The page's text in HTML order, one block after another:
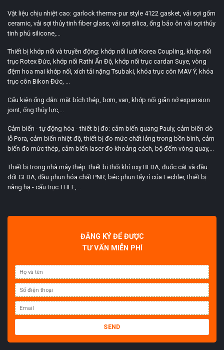
Vật liệu chịu nhiệt cao: garlock therma-pur style 4122 gasket, vải sợi gốm
ceramic, vải sợi thủy tinh fiber glass, vải sợi silica, ống bảo ôn vải sợi thủy
tinh phủ silicone,...
Thiết bị khớp nối và truyền động: khớp nối lưới Korea Coupling, khớp nối
trục Rotex Đức, khớp nối Rathi Ấn Độ, khớp nối trục cardan Suye, vòng
đệm hoa mai khớp nối, xích tải nặng Tsubaki, khóa trục côn MAV Ý, khóa
trục côn Bikon Đức, ...
Cấu kiện ống dẫn: mặt bích thép, bơm, van, khớp nối giãn nở expansion
joint, ống thủy lực,...
Cảm biến - tự động hóa - thiết bị đo: cảm biến quang Pauly, cảm biến dò
lỗ Pora, cảm biến nhiệt độ, thiết bị đo mức chất lỏng trong bồn bình, cảm
biến đo mức thép, cảm biến laser đo khoảng cách, bộ đếm vòng quay,...
Thiết bị trong nhà máy thép: thiết bị thổi khí oxy BEDA, đuốc cắt và đầu
đốt GEDA, đầu phun hóa chất PNR, béc phun tẩy rỉ của Lechler, thiết bị
nâng hạ - cẩu trục THLE,...
ĐĂNG KÝ ĐỂ ĐƯỢC
TƯ VẤN MIỄN PHÍ